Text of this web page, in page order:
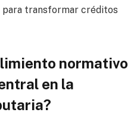
transformar créditos
normativo
en la